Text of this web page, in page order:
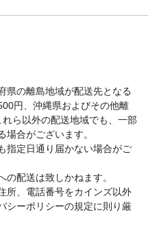
県の離島地域が配送先となる
円、沖縄県およびその他離
ら以外の配送地域でも、一部
合がございます。
指定日通り届かない場合がご
配送は致しかねます。
所、電話番号をカインズ以外
シーポリシーの規定に則り厳